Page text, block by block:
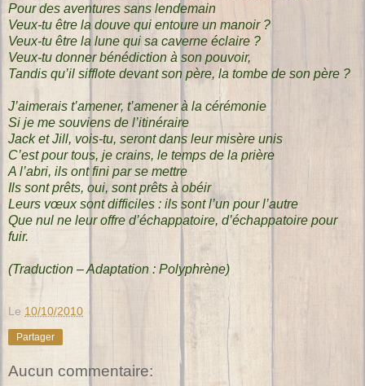
Pour des aventures sans lendemain
Veux-tu être la douve qui entoure un manoir ?
Veux-tu être la lune qui sa caverne éclaire ?
Veux-tu donner bénédiction à son pouvoir,
Tandis qu’il sifflote devant son père, la tombe de son père ?
J’aimerais t’amener, t’amener à la cérémonie
Si je me souviens de l’itinéraire
Jack et Jill, vois-tu, seront dans leur misère unis
C’est pour tous, je crains, le temps de la prière
A l’abri, ils ont fini par se mettre
Ils sont prêts, oui, sont prêts à obéir
Leurs vœux sont difficiles : ils sont l’un pour l’autre
Que nul ne leur offre d’échappatoire, d’échappatoire pour
fuir.
(Traduction – Adaptation : Polyphrène)
Le 10/10/2010
Partager
Aucun commentaire: